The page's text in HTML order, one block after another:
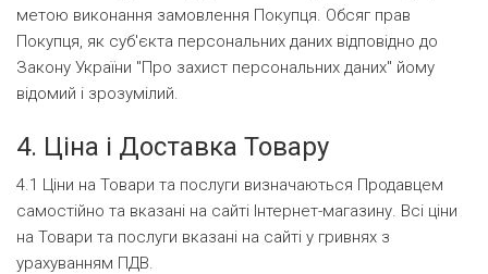
метою виконання замовлення Покупця. Обсяг прав
Покупця, як суб'єкта персональних даних відповідно до
Закону України "Про захист персональних даних" йому
відомий і зрозумілий.
4. Ціна і Доставка Товару
4.1 Ціни на Товари та послуги визначаються Продавцем
самостійно та вказані на сайті Інтернет-магазину. Всі ціни
на Товари та послуги вказані на сайті у гривнях з
урахуванням ПДВ.